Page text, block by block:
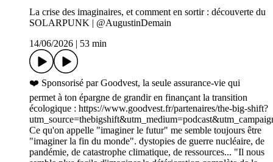
La crise des imaginaires, et comment en sortir : découverte du
SOLARPUNK | @AugustinDemain
14/06/2026
53 min
❤️ Sponsorisé par Goodvest, la seule assurance-vie qui
permet à ton épargne de grandir en finançant la transition
écologique : https://www.goodvest.fr/partenaires/the-big-shift?
Ce qu'on appelle "imaginer le futur" me semble toujours être
"imaginer la fin du monde". dystopies de guerre nucléaire, de
pandémie, de catastrophe climatique, de ressources... "Il nous